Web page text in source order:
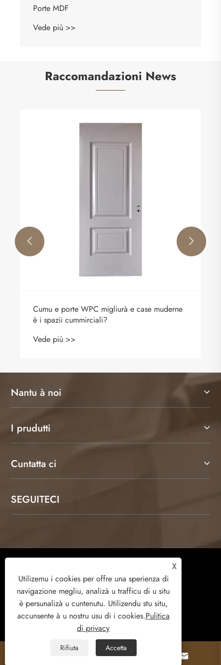
Porte MDF
Vede più >>
Raccomandazioni News
Cumu e porte WPC migliurà e case muderne
è i spazii cummirciali?
Vede più >>
 
Nantu à noi
I prudutti
Cuntatta ci
SEGUITECI
Technology Co., Ltd. Tutti i diritti riservati.
Links Sitemap RSS
XML
Pulitica di privacy
 
X
Utilizemu i cookies per offre una sperienza di
navigazione megliu, analizà u trafficu di u situ
è ​​persunalizà u cuntenutu. Utilizendu stu situ,
accunsente à u nostru usu di i cookies.Pulitica
di privacy
Rifiuta Accetta